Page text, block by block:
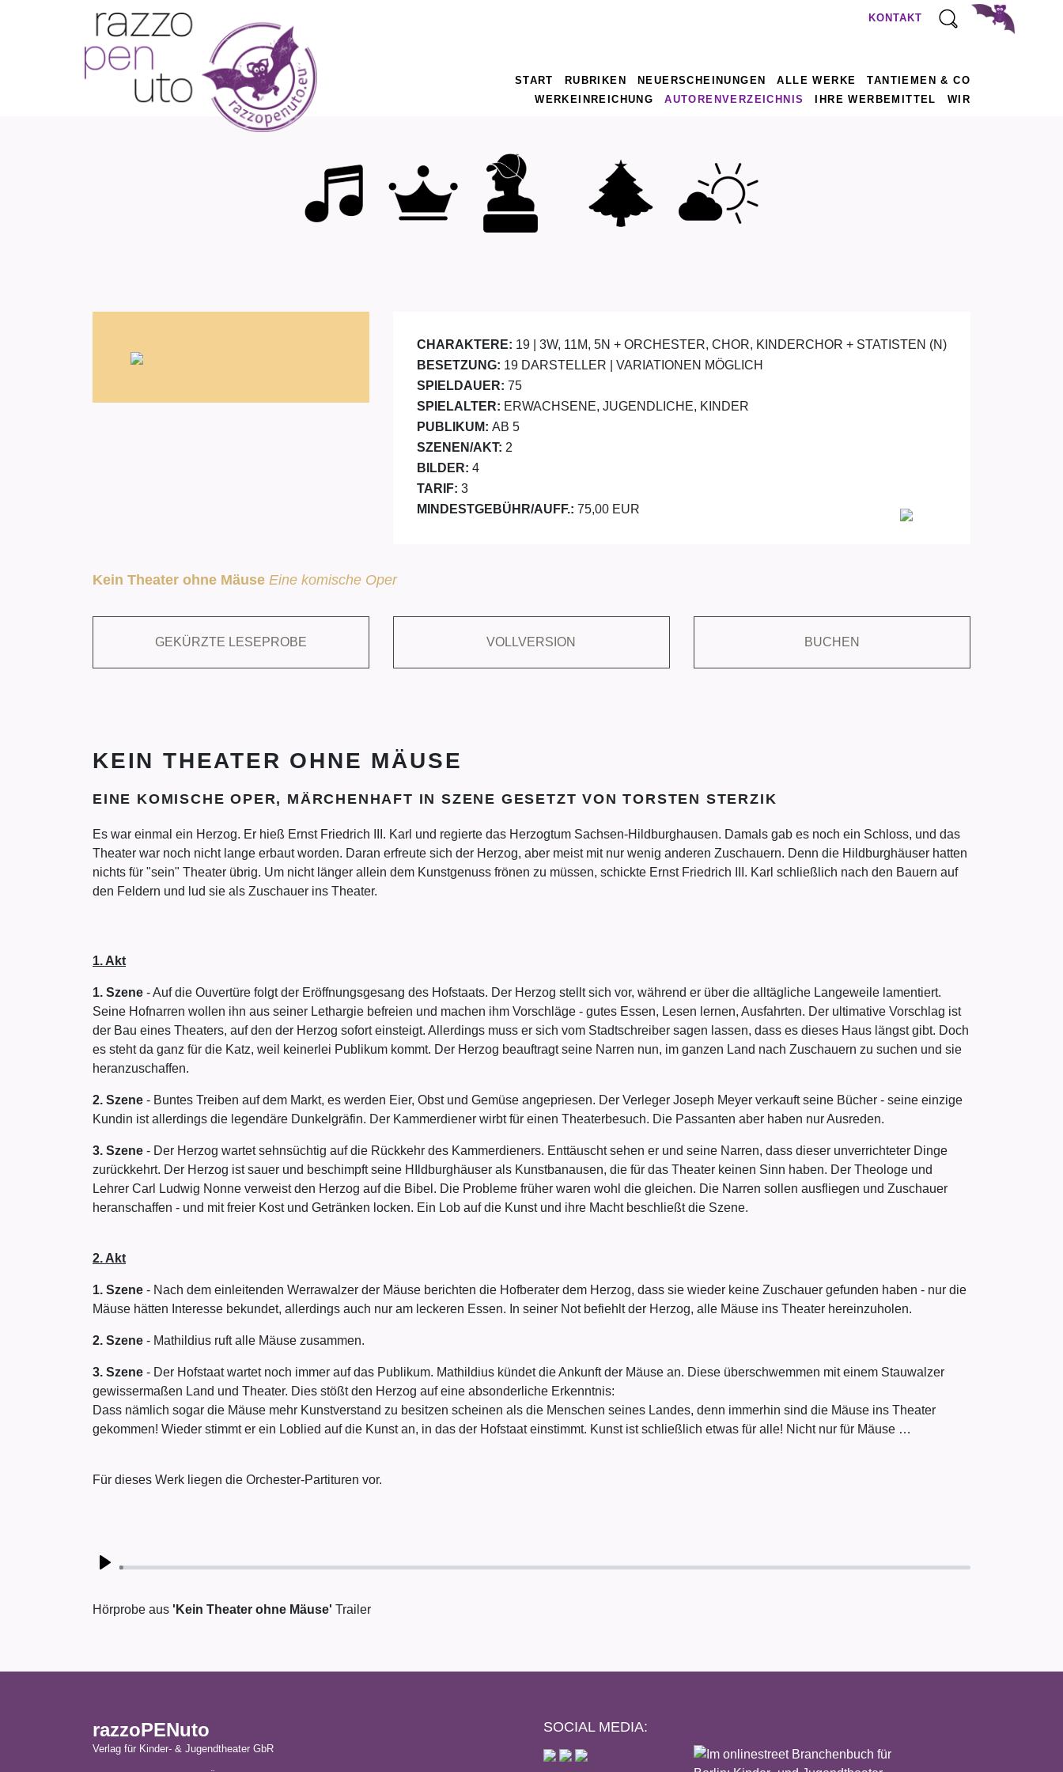
KONTAKT
START RUBRIKEN NEUERSCHEINUNGEN ALLE WERKE
TANTIEMEN & CO
WERKEINREICHUNG
AUTORENVERZEICHNIS IHRE WERBEMITTEL WIR
CHARAKTERE: 19 | 3W, 11M, 5N + ORCHESTER, CHOR, KINDERCHOR + STATISTEN (N)
BESETZUNG: 19 DARSTELLER | VARIATIONEN MÖGLICH
SPIELDAUER: 75
SPIELALTER: ERWACHSENE, JUGENDLICHE, KINDER
PUBLIKUM: AB 5
SZENEN/AKT: 2
BILDER: 4
TARIF: 3
MINDESTGEBÜHR/AUFF.: 75,00 EUR
Kein Theater ohne Mäuse Eine komische Oper
GEKÜRZTE LESEPROBE VOLLVERSION BUCHEN
KEIN THEATER OHNE MÄUSE
EINE KOMISCHE OPER, MÄRCHENHAFT IN SZENE GESETZT VON TORSTEN STERZIK
Es war einmal ein Herzog. Er hieß Ernst Friedrich III. Karl und regierte das Herzogtum Sachsen-Hildburghausen. Damals gab es noch ein Schloss, und das
Theater war noch nicht lange erbaut worden. Daran erfreute sich der Herzog, aber meist mit nur wenig anderen Zuschauern. Denn die Hildburghäuser hatten
nichts für "sein" Theater übrig. Um nicht länger allein dem Kunstgenuss frönen zu müssen, schickte Ernst Friedrich III. Karl schließlich nach den Bauern auf
den Feldern und lud sie als Zuschauer ins Theater.
1. Akt
1. Szene - Auf die Ouvertüre folgt der Eröffnungsgesang des Hofstaats. Der Herzog stellt sich vor, während er über die alltägliche Langeweile lamentiert.
Seine Hofnarren wollen ihn aus seiner Lethargie befreien und machen ihm Vorschläge - gutes Essen, Lesen lernen, Ausfahrten. Der ultimative Vorschlag ist
der Bau eines Theaters, auf den der Herzog sofort einsteigt. Allerdings muss er sich vom Stadtschreiber sagen lassen, dass es dieses Haus längst gibt. Doch
es steht da ganz für die Katz, weil keinerlei Publikum kommt. Der Herzog beauftragt seine Narren nun, im ganzen Land nach Zuschauern zu suchen und sie
heranzuschaffen.
2. Szene - Buntes Treiben auf dem Markt, es werden Eier, Obst und Gemüse angepriesen. Der Verleger Joseph Meyer verkauft seine Bücher - seine einzige
Kundin ist allerdings die legendäre Dunkelgräfin. Der Kammerdiener wirbt für einen Theaterbesuch. Die Passanten aber haben nur Ausreden.
3. Szene - Der Herzog wartet sehnsüchtig auf die Rückkehr des Kammerdieners. Enttäuscht sehen er und seine Narren, dass dieser unverrichteter Dinge
zurückkehrt. Der Herzog ist sauer und beschimpft seine HIldburghäuser als Kunstbanausen, die für das Theater keinen Sinn haben. Der Theologe und
Lehrer Carl Ludwig Nonne verweist den Herzog auf die Bibel. Die Probleme früher waren wohl die gleichen. Die Narren sollen ausfliegen und Zuschauer
heranschaffen - und mit freier Kost und Getränken locken. Ein Lob auf die Kunst und ihre Macht beschließt die Szene.
2. Akt
1. Szene - Nach dem einleitenden Werrawalzer der Mäuse berichten die Hofberater dem Herzog, dass sie wieder keine Zuschauer gefunden haben - nur die
Mäuse hätten Interesse bekundet, allerdings auch nur am leckeren Essen. In seiner Not befiehlt der Herzog, alle Mäuse ins Theater hereinzuholen.
2. Szene - Mathildius ruft alle Mäuse zusammen.
3. Szene - Der Hofstaat wartet noch immer auf das Publikum. Mathildius kündet die Ankunft der Mäuse an. Diese überschwemmen mit einem Stauwalzer
gewissermaßen Land und Theater. Dies stößt den Herzog auf eine absonderliche Erkenntnis:
Dass nämlich sogar die Mäuse mehr Kunstverstand zu besitzen scheinen als die Menschen seines Landes, denn immerhin sind die Mäuse ins Theater
gekommen! Wieder stimmt er ein Loblied auf die Kunst an, in das der Hofstaat einstimmt. Kunst ist schließlich etwas für alle! Nicht nur für Mäuse …
Für dieses Werk liegen die Orchester-Partituren vor.
Hörprobe aus 'Kein Theater ohne Mäuse' Trailer
razzoPENuto
Verlag für Kinder- & Jugendtheater GbR
SOCIAL MEDIA: